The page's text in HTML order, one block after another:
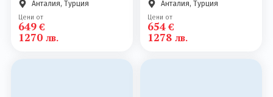
Анталия, Турция
Цени от
649 €
1270 лв.
Анталия, Турция
Цени от
654 €
1278 лв.